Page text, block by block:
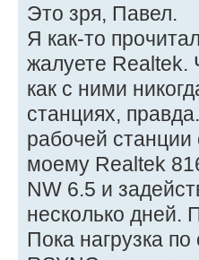
Это зря, Павел.
Я как-то
жалуете Realtek.
как с ними
станциях,
рабочей
моему Realtek
NW 6.5 и
несколько дней.
Пока нагрузка